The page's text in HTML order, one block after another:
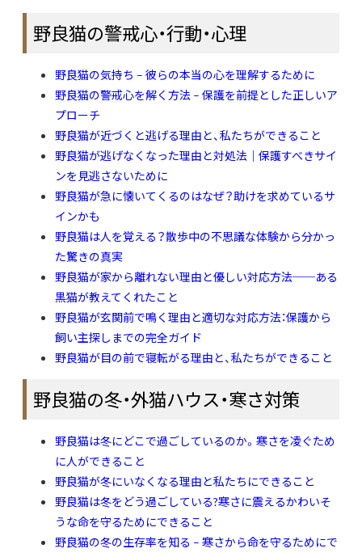
野良猫の警戒心・行動・心理
野良猫の気持ち – 彼らの本当の心を理解するために
野良猫の警戒心を解く方法 – 保護を前提とした正しいア
プローチ
野良猫が近づくと逃げる理由と、私たちができること
野良猫が逃げなくなった理由と対処法｜保護すべきサイ
ンを見逃さないために
野良猫が急に懐いてくるのはなぜ？助けを求めているサ
インかも
野良猫は人を覚える？散歩中の不思議な体験から分かっ
た驚きの真実
野良猫が家から離れない理由と優しい対応方法──ある
黒猫が教えてくれたこと
野良猫が玄関前で鳴く理由と適切な対応方法：保護から
飼い主探しまでの完全ガイド
野良猫が目の前で寝転がる理由と、私たちができること
野良猫の冬・外猫ハウス・寒さ対策
野良猫は冬にどこで過ごしているのか。寒さを凌ぐため
に人ができること
野良猫が冬にいなくなる理由と私たちにできること
野良猫は冬をどう過ごしている?寒さに震えるかわいそ
うな命を守るためにできること
野良猫の冬の生存率を知る – 寒さから命を守るためにで